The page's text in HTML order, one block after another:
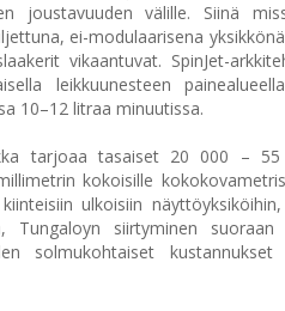
joustavuuden välille. Siinä
ei-modulaarisena
vikaantuvat. SpinJet-
leikkuunesteen
10–12 litraa minuutissa.
tarjoaa tasaiset 20 000 –
kokoisille
ulkoisiin
Tungaloyn siirtyminen
solmukohtaiset